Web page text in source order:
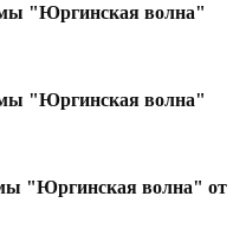
"Юргинская волна"
"Юргинская волна"
"Юргинская волна" от